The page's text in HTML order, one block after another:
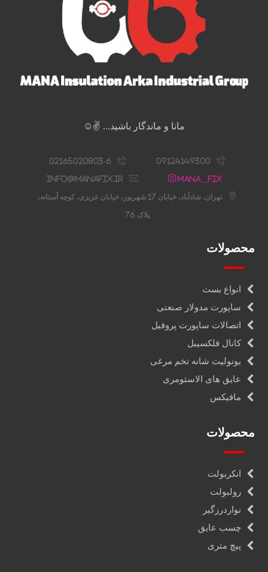
مانا و ماندگار باشید... ✌️☺️
09124149300
02165020803-6
Mana__fix
info@manafix.ir
تهران، شادآباد، خیابان 17 شهریور، خیابان عزیزی، کوچه آستانه،
پلاک 76
محصولات
انواع بست
ساپورت مدولار صنعتی
اتصالات ساپورت پروفیل
کانال فلکسیبل
یونولیت شانه تخم مرغی
عایق های الاستومری
مافیکس
محصولات
انکربولت
رولبولت
نواردرزگیر
چسب عایق
پیچ متری